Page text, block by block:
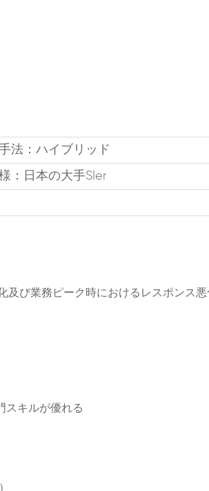
法：ハイブリッド
：日本の大手SIer
及び業務ピーク時におけるレスポンス
スキルが優れる